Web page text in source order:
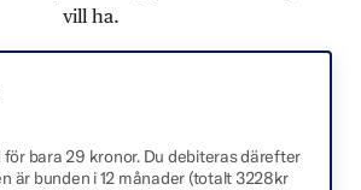
vill ha.
för bara 29 kronor. Du debiteras därefter
är bunden i 12 månader (totalt 3228kr